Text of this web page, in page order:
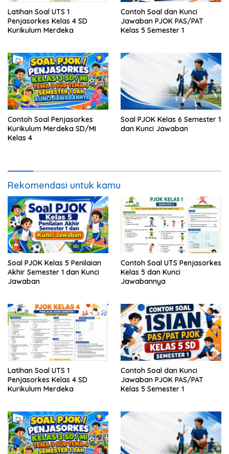
Latihan Soal UTS 1
Penjasorkes Kelas 4 SD
Kurikulum Merdeka
Contoh Soal dan Kunci
Jawaban PJOK PAS/PAT
Kelas 5 Semester 1
Contoh Soal Penjasorkes
Kurikulum Merdeka SD/MI
Kelas 4
Soal PJOK Kelas 6 Semester 1
dan Kunci Jawaban
Rekomendasi untuk kamu
Soal PJOK Kelas 5 Penilaian
Akhir Semester 1 dan Kunci
Jawaban
Contoh Soal UTS Penjasorkes
Kelas 5 dan Kunci
Jawabannya
Latihan Soal UTS 1
Penjasorkes Kelas 4 SD
Kurikulum Merdeka
Contoh Soal dan Kunci
Jawaban PJOK PAS/PAT
Kelas 5 Semester 1